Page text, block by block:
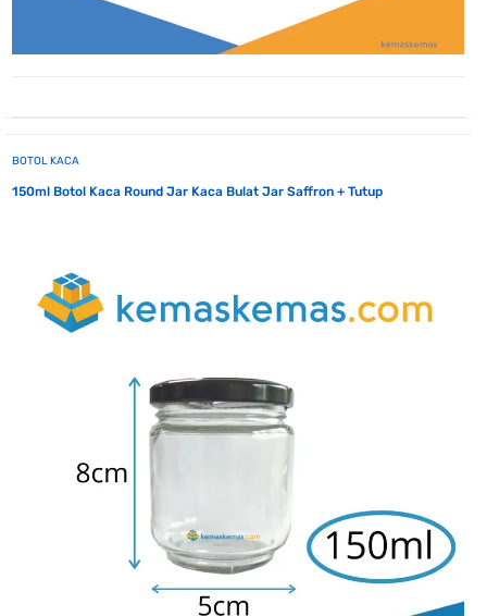
BOTOL KACA
150ml Botol Kaca Round Jar Kaca Bulat Jar Saffron + Tutup